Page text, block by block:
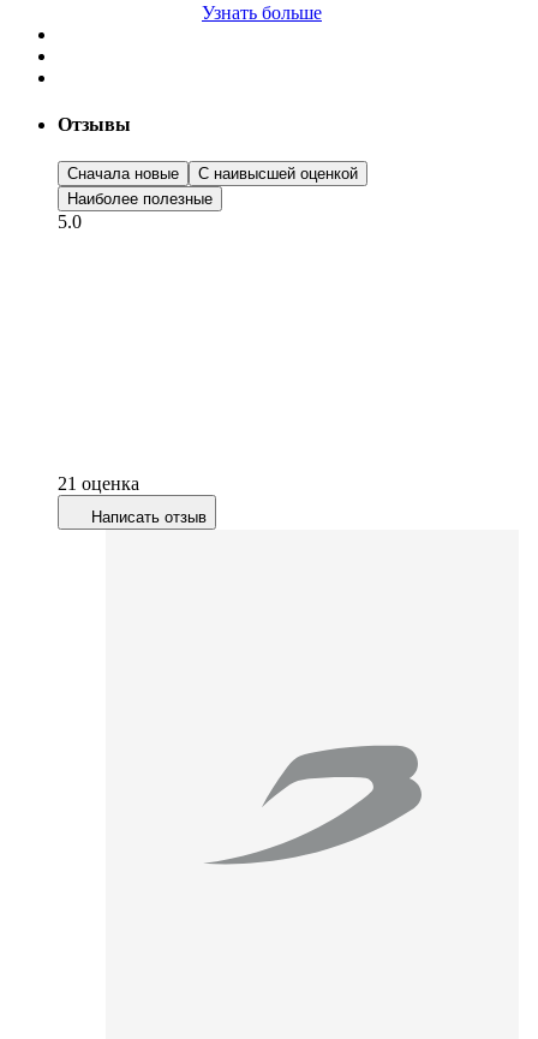
Узнать больше
Отзывы
Сначала новые
С наивысшей оценкой
Наиболее полезные
5.0
21 оценка
Написать отзыв